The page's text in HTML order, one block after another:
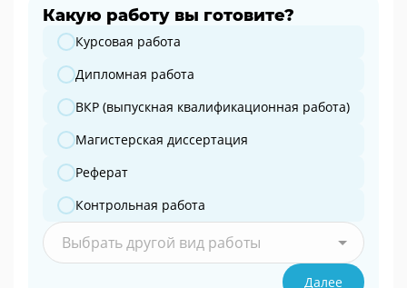
Какую работу вы готовите?
Какую работу вы готовите?
Курсовая работа
Дипломная работа
ВКР (выпускная квалификационная работа)
Магистерская диссертация
Реферат
Контрольная работа
Выбрать другой вид работы
Далее